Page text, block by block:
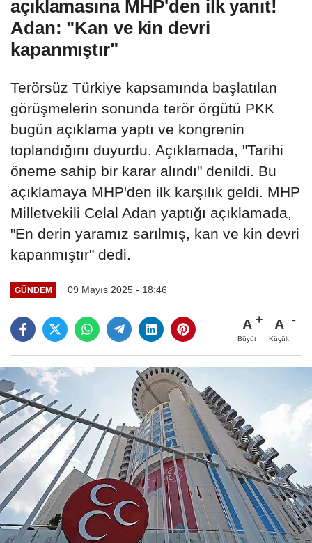
açıklamasına MHP'den ilk yanıt!
Adan: "Kan ve kin devri
kapanmıştır"
Terörsüz Türkiye kapsamında başlatılan
görüşmelerin sonunda terör örgütü PKK
bugün açıklama yaptı ve kongrenin
toplandığını duyurdu. Açıklamada, "Tarihi
öneme sahip bir karar alındı" denildi. Bu
açıklamaya MHP'den ilk karşılık geldi. MHP
Milletvekili Celal Adan yaptığı açıklamada,
"En derin yaramız sarılmış, kan ve kin devri
kapanmıştır" dedi.
GÜNDEM 09 Mayıs 2025 - 18:46
A
Büyüt
A
Küçült